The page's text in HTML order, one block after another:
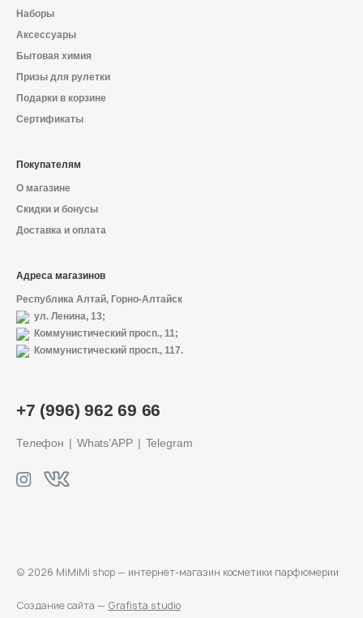
Контактная информация
Телефон Whats’APP
+7 (996) 962 69 66
Телефон Whats’APP Telegram
Наборы
Аксессуары
Бытовая химия
Призы для рулетки
Подарки в корзине
Сертификаты
Покупателям
О магазине
Скидки и бонусы
Доставка и оплата
Адреса магазинов
Республика Алтай, Горно-Алтайск
ул. Ленина, 13;
Коммунистический просп., 11;
Коммунистический просп., 117.
© 2026 MiMiMi shop — интернет-магазин косметики парфюмерии
Создание сайта — Grafista studio